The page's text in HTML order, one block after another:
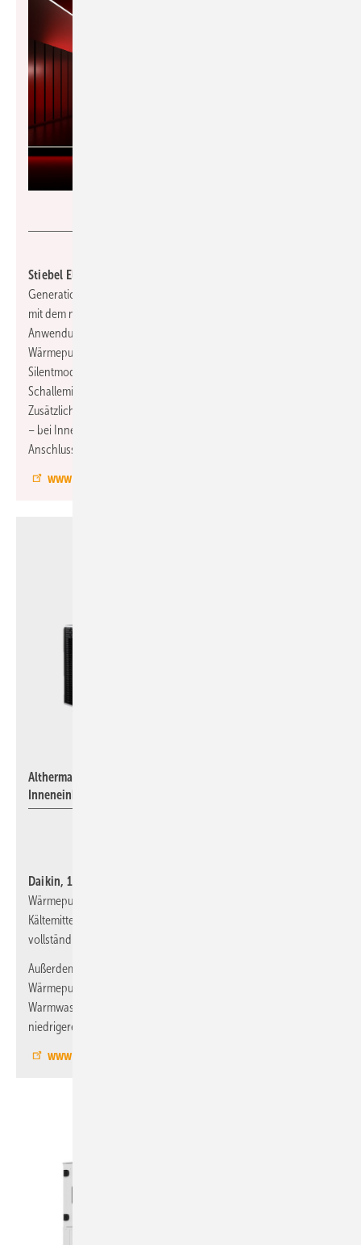
Stiebel Eltron, 12.1-E29,
Generation wpnext vor. Die Produktrange arbeitet durchgängig
mit dem natürlichen Kältemittel R290 und deckt alle
Anwendungen ab: Luft/Wasser-Wärmepumpen, Sole/Wasser-
Wärmepumpen und Lüftungsintegralgeräte. Der intelligente
Silentmode erlaubt eine dB(A)-genaue Reduktion der
Schallemissionen und damit die Anpassung an den Aufstellort.
Zusätzlich sind alle systemnotwendigen Komponenten integriert
– bei Innen- und Außengeräten. Das Installations- und
Anschlusskonzept ist für alle Modelle einheitlich.
www.stiebel-eltron.de
Altherma 4 H mit wandhängenden und bodenstehenden
Inneneinheiten
Daikin, 12.0-E41,
Wärmepumpenserie Altherma vor, die mit dem natürlichen
Kältemittel R290 (Propan) betrieben wird. Diese neue Serie wird
vollständig in Europa entwickelt und hergestellt.
Außerdem: mehrere neue Lösungen im Bereich der Luft-Luft-
Wärmepumpen, die sowohl den Bedarf an Raumheizung und
Warmwasserbereitung als auch die Umstellung auf Kältemittel mit
niedrigerem GWP (Global Warming Potential) abdecken.
www.daikin.de